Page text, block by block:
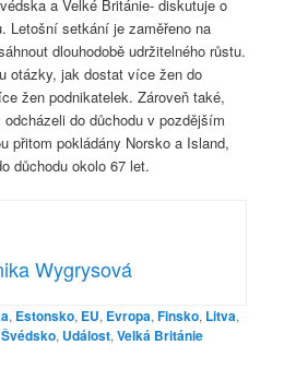
a Velké Británie- diskutuje o
Letošní setkání je zaměřeno na
dlouhodobě udržitelného růstu.
otázky, jak dostat více žen do
žen podnikatelek. Zároveň také,
do důchodu v pozdějším
přitom pokládány Norsko a Island,
důchodu okolo 67 let.
Wygrysová
, Estonsko, EU, Evropa,Finsko, Litva,
Švédsko, Událost,Velká Británie